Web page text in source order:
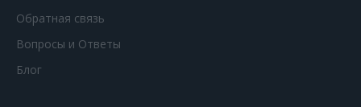
Обратная связь
Вопросы и Ответы
Блог